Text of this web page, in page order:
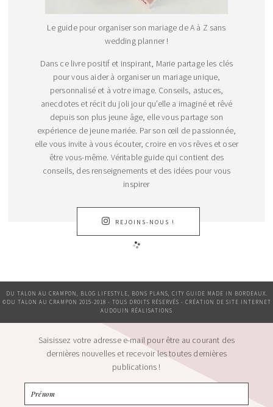
Le guide pour organiser son mariage de A à Z sans
wedding planner !
Dans ce livre positif et inspirant, Marie partage les clés
pour vous aider à organiser un mariage unique,
personnalisé et à votre image. Conseils, astuces,
anecdotes et récit du joli jour qu’elle a imaginé et rêvé
depuis son plus jeune âge, elle vous partage son
expérience de jeune mariée. Par son œil de passionnée,
elle vous invite à vous écouter, croire en vos rêves et oser
être vous-même. Véritable guide qui contient des
conseils, des renseignements et des idées pour vous
inspirer
REJOINS-NOUS !
DU TALON AU CRAMPON, BLOG LIFESTYLE, BONS PLANS, CITY GUIDE MADE IN BORDEAUX.
©DU TALON AU CRAMPON 2015-2018 - TOUS DROITS RÉSERVÉS - CRÉATION DE SITE INTERNET
AUDOUIN RÉALISATIONS
Saisissez votre adresse e-mail pour être au courant des
dernières nouvelles et recevoir les toutes dernières
publications !